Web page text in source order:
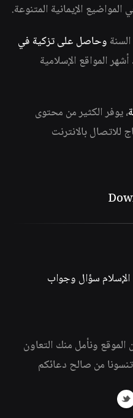
المواضيع الإيمانية المتنوعة.
وحاصل على تزكية في
المواقع الإسلامية
، يوفر الكثير من محتوى
بالانترنت
الإسلام سؤال وجواب
الموقع ونأمل منك التعاون
تنسونا من صالح دعائكم